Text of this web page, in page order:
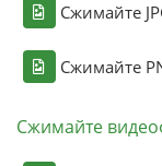
Сжимайте
Сжимайте
Сжимайте